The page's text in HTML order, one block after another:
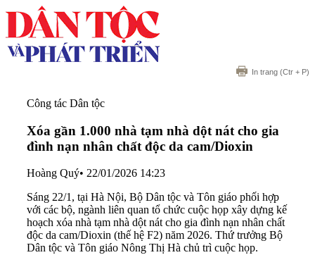
In trang (Ctr + P)
Công tác Dân tộc
Xóa gần 1.000 nhà tạm nhà dột nát cho gia
đình nạn nhân chất độc da cam/Dioxin
Hoàng Quý• 22/01/2026 14:23
Sáng 22/1, tại Hà Nội, Bộ Dân tộc và Tôn giáo phối hợp
với các bộ, ngành liên quan tổ chức cuộc họp xây dựng kế
hoạch xóa nhà tạm nhà dột nát cho gia đình nạn nhân chất
độc da cam/Dioxin (thế hệ F2) năm 2026. Thứ trưởng Bộ
Dân tộc và Tôn giáo Nông Thị Hà chủ trì cuộc họp.